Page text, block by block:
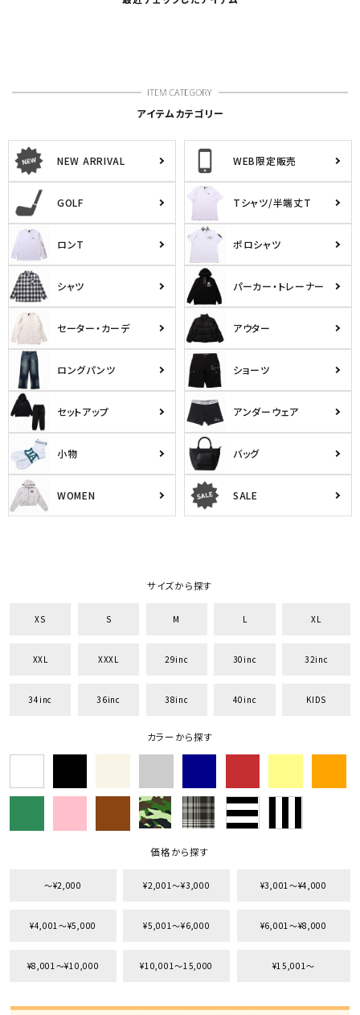
アイテムカテゴリー
NEW ARRIVAL WEB限定販売
GOLF Tシャツ/半端丈T
ロンT ポロシャツ
シャツ パーカー・トレーナー
セーター・カーデ アウター
ロングパンツ ショーツ
セットアップ アンダーウェア
小物 バッグ
WOMEN SALE
サイズから探す
XS S M L XL
XXL XXXL 29inc 30inc 32inc
34inc 36inc 38inc 40inc KIDS
カラーから探す
価格から探す
〜¥2,000 ¥2,001〜¥3,000 ¥3,001〜¥4,000
¥4,001〜¥5,000 ¥5,001〜¥6,000 ¥6,001〜¥8,000
¥8,001〜¥10,000 ¥10,001〜15,000 ¥15,001〜